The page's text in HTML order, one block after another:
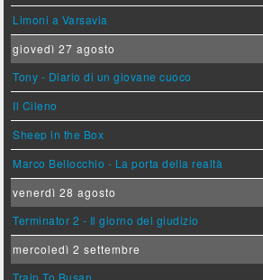
Limoni a Varsavia
giovedì 27 agosto
Tony - Diario di un giovane cuoco
Il Cileno
Sheep in the Box
Marco Bellocchio - La porta della realtà
venerdì 28 agosto
Terminator 2 - Il giorno del giudizio
mercoledì 2 settembre